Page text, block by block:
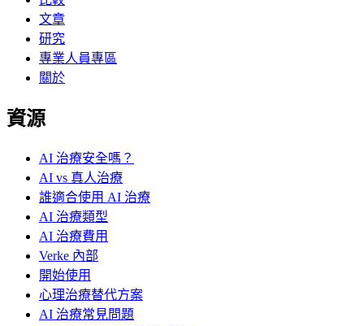
文章
研究
專業人員專區
關於
資源
AI 治療安全嗎？
AI vs 真人治療
誰適合使用 AI 治療
AI 治療類型
AI 治療費用
Verke 內部
開始使用
心理治療替代方案
AI 治療常見問題